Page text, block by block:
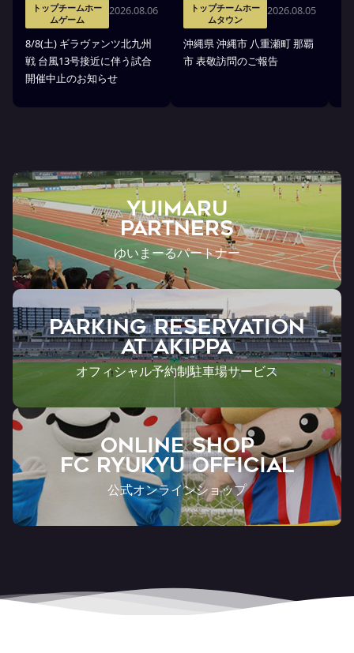
トップチームホー
ムゲーム
2026.08.06
8/8(土) ギラヴァンツ北九州
戦 台風13号接近に伴う試合
開催中止のお知らせ
トップチームホー
ムタウン
2026.08.05
沖縄県 沖縄市 八重瀬町 那覇
市 表敬訪問のご報告
YUIMARU
Partners
ゆいまーるパートナー
PARKING RESERVATION
AT Akippa
オフィシャル予約制駐車場サービス
ONLINE SHOP
FC RYUKYU OFFICIAL
公式オンラインショップ